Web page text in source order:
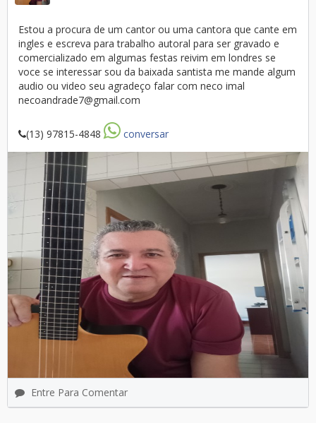
Estou a procura de um cantor ou uma cantora que cante em
ingles e escreva para trabalho autoral para ser gravado e
comercializado em algumas festas reivim em londres se
voce se interessar sou da baixada santista me mande algum
audio ou video seu agradeço falar com neco imal
necoandrade7@gmail.com
(13) 97815-4848 conversar
Entre Para Comentar